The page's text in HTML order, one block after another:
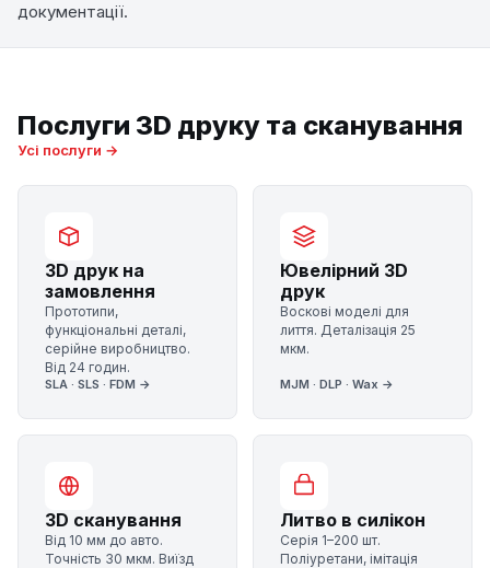
документації.
Послуги 3D друку та сканування
Усі послуги →
3D друк на
замовлення
Прототипи,
функціональні деталі,
серійне виробництво.
Від 24 годин.
SLA · SLS · FDM →
Ювелірний 3D
друк
Воскові моделі для
лиття. Деталізація 25
мкм.
MJM · DLP · Wax →
3D сканування
Від 10 мм до авто.
Точність 30 мкм. Виїзд
Литво в силікон
Серія 1–200 шт.
Поліуретани, імітація